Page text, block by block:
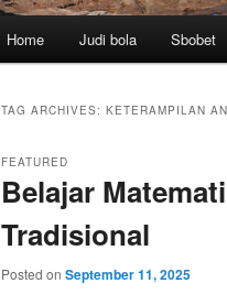
Home Judi bola Sbobet
TAG ARCHIVES: KETERAMPILAN
Belajar
Tradisional
FEATURED
Posted on September 11, 2025